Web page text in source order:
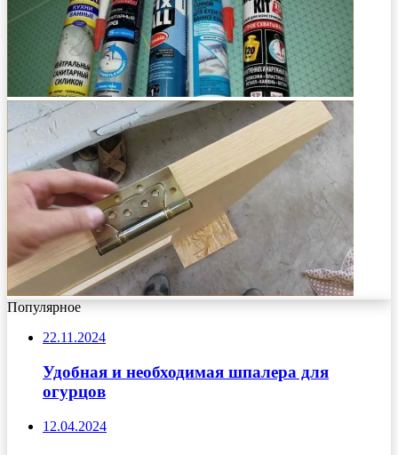
Популярное
22.11.2024
Удобная и необходимая шпалера для
огурцов
12.04.2024